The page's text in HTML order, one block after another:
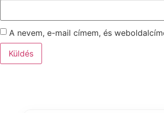
A nevem, e-mail címem, és